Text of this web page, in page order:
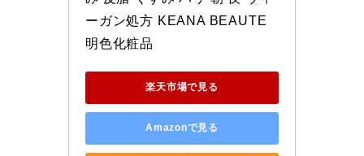
ーガン処方 KEANA BEAUTE
明色化粧品
楽天市場で見る
Amazonで見る